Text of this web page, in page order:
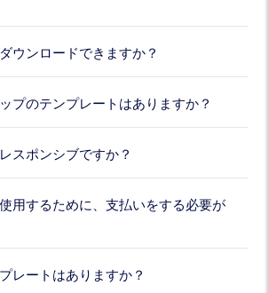
ウンロードできますか？
プのテンプレートはありますか？
スポンシブですか？
用するために、支払いをする必要が
レートはありますか？